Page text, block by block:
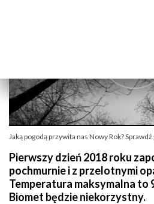
Jaką pogodą przywita nas Nowy Rok?
Pierwszy dzień 2018 roku
pochmurnie i z przelotnymi
Temperatura maksymalna to
Biomet będzie niekorzystny.